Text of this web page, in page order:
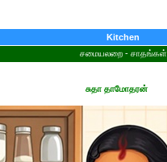
Kitchen
சமையலறை - சாதங்கள்
சுதா தாமோதரன்